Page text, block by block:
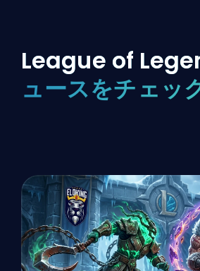
League of
ュースをチェッ